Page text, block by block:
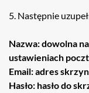
5. Następnie
Nazwa: dowolna
ustawieniach
Email: adres
Hasło: hasło do